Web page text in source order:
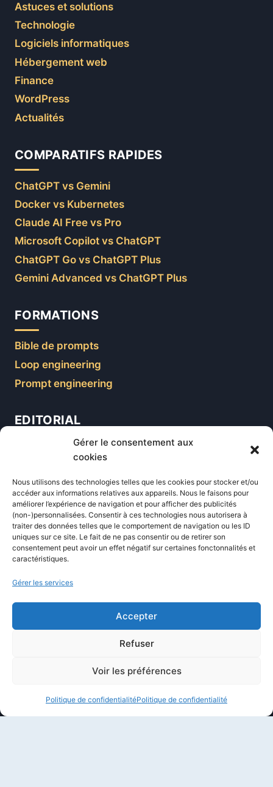
Gérer le consentement aux
cookies
Nous utilisons des technologies telles que les cookies pour stocker et/ou
accéder aux informations relatives aux appareils. Nous le faisons pour
améliorer l’expérience de navigation et pour afficher des publicités
(non-)personnalisées. Consentir à ces technologies nous autorisera à
traiter des données telles que le comportement de navigation ou les ID
uniques sur ce site. Le fait de ne pas consentir ou de retirer son
consentement peut avoir un effet négatif sur certaines fonctonnalités et
caractéristiques.
Gérer les services
Accepter
Refuser
Voir les préférences
Politique de confidentialitéPolitique de confidentialité
Astuces et solutions
Technologie
Logiciels informatiques
Hébergement web
Finance
WordPress
Actualités
COMPARATIFS RAPIDES
ChatGPT vs Gemini
Docker vs Kubernetes
Claude AI Free vs Pro
Microsoft Copilot vs ChatGPT
ChatGPT Go vs ChatGPT Plus
Gemini Advanced vs ChatGPT Plus
FORMATIONS
Bible de prompts
Loop engineering
Prompt engineering
EDITORIAL
Formations
Newsletter
Équipe éditoriale
Politique éditoriale
Méthodologie de test
Transparence et affiliation
CritiquePlus dans les médias
Contactez-nous
À propos de CritiquePlus